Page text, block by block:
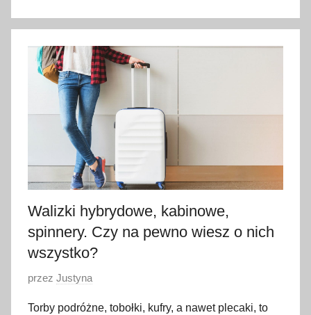
z
e
4
Walizki hybrydowe, kabinowe,
spinnery. Czy na pewno wiesz o nich
wszystko?
O
przez Justyna
Torby podróżne, tobołki, kufry, a nawet plecaki, to